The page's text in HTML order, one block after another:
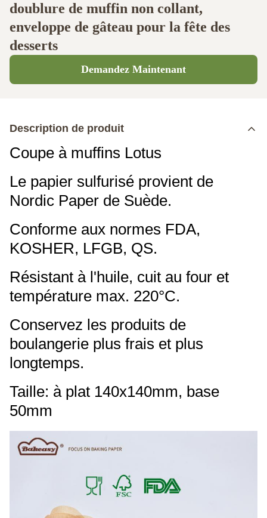
doublure de muffin non collant,
enveloppe de gâteau pour la fête des
desserts
Demandez Maintenant
Description de produit
Coupe à muffins Lotus
Le papier sulfurisé provient de
Nordic Paper de Suède.
Conforme aux normes FDA,
KOSHER, LFGB, QS.
Résistant à l'huile, cuit au four et
température max. 220°C.
Conservez les produits de
boulangerie plus frais et plus
longtemps.
Taille: à plat 140x140mm, base
50mm